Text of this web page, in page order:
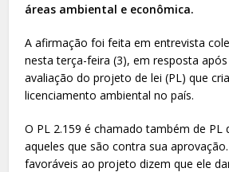
áreas ambiental e econômica.
A afirmação foi feita em entrevista
nesta terça-feira (3), em resposta
avaliação do projeto de lei (PL) que
licenciamento ambiental no país.
O PL 2.159 é chamado também de PL
aqueles que são contra sua
favoráveis ao projeto dizem que ele